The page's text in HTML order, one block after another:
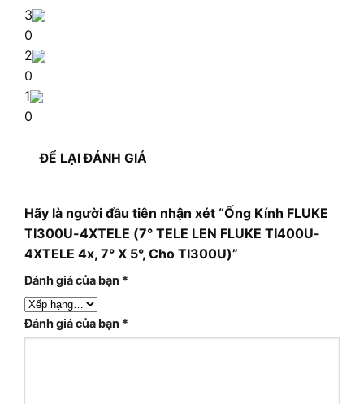
3
0
2
0
1
0
ĐỂ LẠI ĐÁNH GIÁ
Hãy là người đầu tiên nhận xét “Ống Kính FLUKE
TI300U-4XTELE (7° TELE LEN FLUKE TI400U-
4XTELE 4x, 7° X 5°, Cho TI300U)”
Đánh giá của bạn *
Đánh giá của bạn *